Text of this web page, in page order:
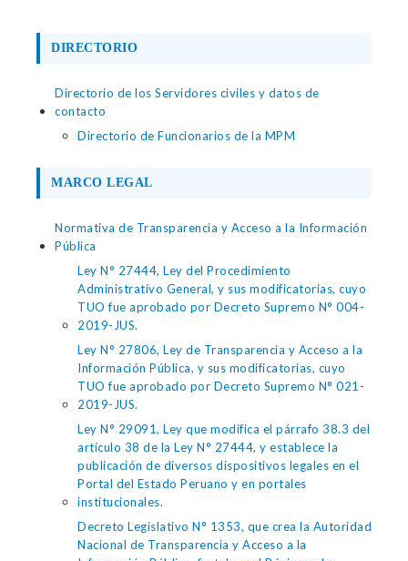
DIRECTORIO
Directorio de los Servidores civiles y datos de
contacto
Directorio de Funcionarios de la MPM
MARCO LEGAL
Normativa de Transparencia y Acceso a la Información
Pública
Ley N° 27444, Ley del Procedimiento
Administrativo General, y sus modificatorias, cuyo
TUO fue aprobado por Decreto Supremo N° 004-
2019-JUS.
Ley N° 27806, Ley de Transparencia y Acceso a la
Información Pública, y sus modificatorias, cuyo
TUO fue aprobado por Decreto Supremo N° 021-
2019-JUS.
Ley N° 29091, Ley que modifica el párrafo 38.3 del
artículo 38 de la Ley N° 27444, y establece la
publicación de diversos dispositivos legales en el
Portal del Estado Peruano y en portales
institucionales.
Decreto Legislativo N° 1353, que crea la Autoridad
Nacional de Transparencia y Acceso a la